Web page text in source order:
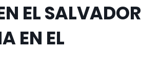
EL SALVADOR
EN EL